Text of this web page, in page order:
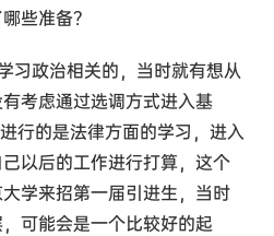
些准备？
习政治相关的，当时就有想从
考虑通过选调方式进入基
行的是法律方面的学习，进入
以后的工作进行打算，这个
学来招第一届引进生，当时
可能会是一个比较好的起